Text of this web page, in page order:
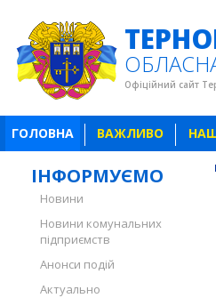
Офіційний сайт
ГОЛОВНА ВАЖЛИВО
ІНФОРМУЄМО
Новини
Новини комунальних
підприємств
Анонси подій
Актуально